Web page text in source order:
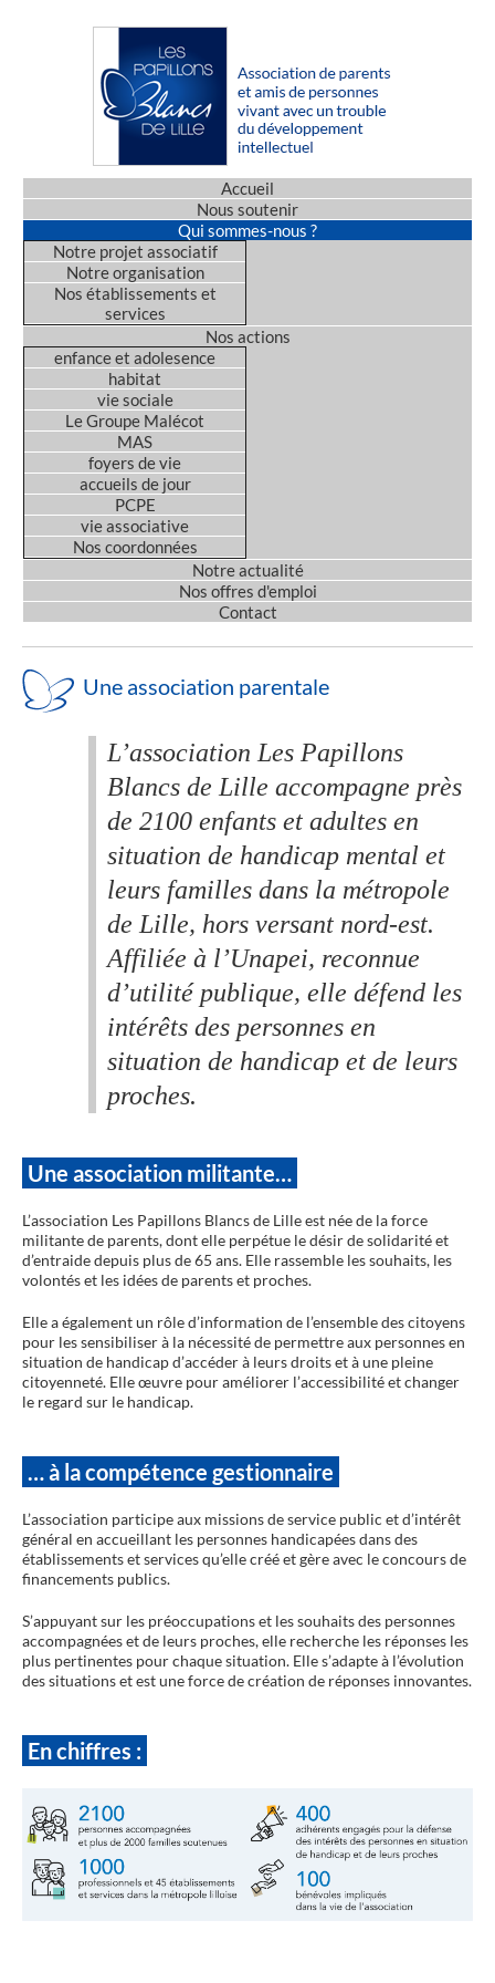
Accueil
Nous soutenir
Qui sommes-nous ?
Notre projet associatif
Notre organisation
Nos établissements et
services
Nos actions
enfance et adolesence
habitat
vie sociale
Le Groupe Malécot
MAS
foyers de vie
accueils de jour
PCPE
vie associative
Nos coordonnées
Notre actualité
Nos offres d'emploi
Contact
Une association parentale
L’association Les Papillons
Blancs de Lille accompagne près
de 2100 enfants et adultes en
situation de handicap mental et
leurs familles dans la métropole
de Lille, hors versant nord-est.
Affiliée à l’Unapei, reconnue
d’utilité publique, elle défend les
intérêts des personnes en
situation de handicap et de leurs
proches.
Une association militante…
L’association Les Papillons Blancs de Lille est née de la force
militante de parents, dont elle perpétue le désir de solidarité et
d’entraide depuis plus de 65 ans. Elle rassemble les souhaits, les
volontés et les idées de parents et proches.
Elle a également un rôle d’information de l’ensemble des citoyens
pour les sensibiliser à la nécessité de permettre aux personnes en
situation de handicap d’accéder à leurs droits et à une pleine
citoyenneté. Elle œuvre pour améliorer l’accessibilité et changer
le regard sur le handicap.
… à la compétence gestionnaire
L’association participe aux missions de service public et d’intérêt
général en accueillant les personnes handicapées dans des
établissements et services qu’elle créé et gère avec le concours de
financements publics.
S’appuyant sur les préoccupations et les souhaits des personnes
accompagnées et de leurs proches, elle recherche les réponses les
plus pertinentes pour chaque situation. Elle s’adapte à l’évolution
des situations et est une force de création de réponses innovantes.
En chiffres :